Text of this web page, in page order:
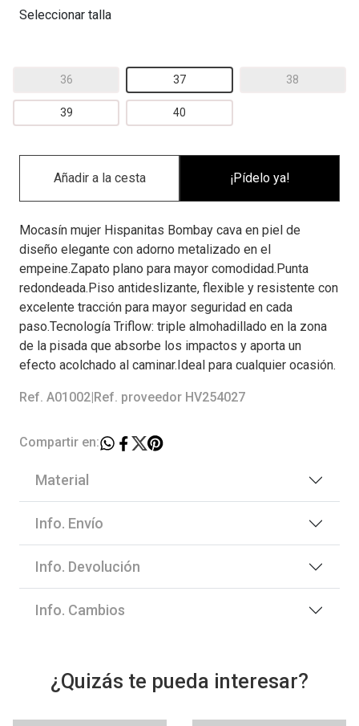
Seleccionar talla
36 37 38
39 40
¡Pídelo ya!
Mocasín mujer Hispanitas Bombay cava en piel de
diseño elegante con adorno metalizado en el
empeine.Zapato plano para mayor comodidad.Punta
redondeada.Piso antideslizante, flexible y resistente con
excelente tracción para mayor seguridad en cada
paso.Tecnología Triflow: triple almohadillado en la zona
de la pisada que absorbe los impactos y aporta un
efecto acolchado al caminar.Ideal para cualquier ocasión.
Ref. A01002 Ref. proveedor HV254027
Compartir en:
Material
Info. Envío
Info. Devolución
Info. Cambios
¿Quizás te pueda interesar?